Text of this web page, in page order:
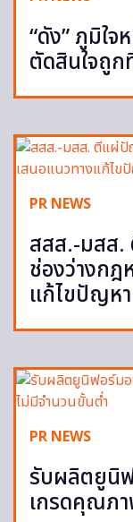
“ดัง” ภูมิใจ
ตัดสินใจถู
PR NEWS
สสส.-มสส
ช่องว่างกฎ
แก้ไขปัญห
PR NEWS
รับผลิตยูนิ
เกรดคุณภ